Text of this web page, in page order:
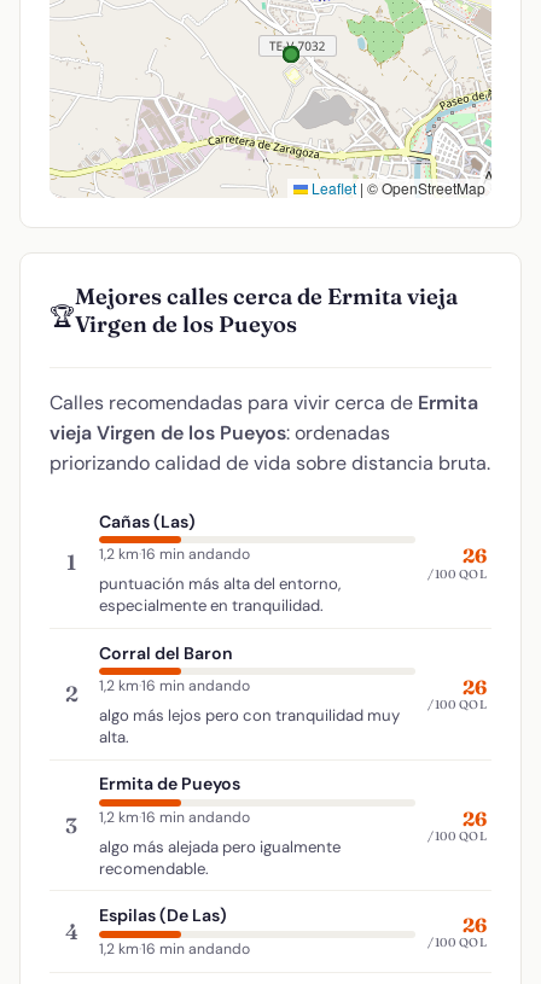
Leaflet | © OpenStreetMap
🏆
Mejores calles cerca de Ermita vieja
Virgen de los Pueyos
Calles recomendadas para vivir cerca de Ermita
vieja Virgen de los Pueyos: ordenadas
priorizando calidad de vida sobre distancia bruta.
1
Cañas (Las)
1,2 km·16 min andando
puntuación más alta del entorno,
especialmente en tranquilidad.
26
/100 QOL
2
Corral del Baron
1,2 km·16 min andando
algo más lejos pero con tranquilidad muy
alta.
26
/100 QOL
3
Ermita de Pueyos
1,2 km·16 min andando
algo más alejada pero igualmente
recomendable.
26
/100 QOL
4
Espilas (De Las)
1,2 km·16 min andando
26
/100 QOL